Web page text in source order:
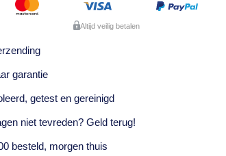
Altijd veilig betalen
garantie
getesten gereinigd
niet tevreden? Geld terug!
besteld, morgen thuis